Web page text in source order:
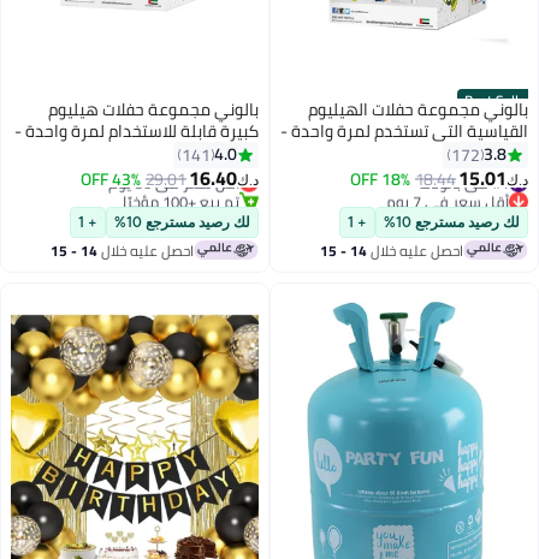
Best Seller
بالوني مجموعة حفلات الهيليوم
القياسية التي تستخدم لمرة واحدة -
30 بالون) 19.5x19.5x37سم3.8
172
د.ك‏15.01
18.44
18% OFF #1 في بالونات
أقل سعر في 7 يوم
بتخلّص بسرعة
تم بيع +250 مؤخرًا
#1 في بالونات
لك رصيد مسترجع 10% + 1
احصل عليه خلال 14 - 15
بالوني مجموعة حفلات هيليوم
كبيرة قابلة للاستخدام لمرة واحدة -
50 بالون)4.0
141
د.ك‏16.40
29.01
43% OFF
#5 في بالونات
أقل سعر في 30 يوم
تم بيع +100 مؤخرًا
#5 في بالونات
لك رصيد مسترجع 10% + 1
احصل عليه خلال 14 - 15